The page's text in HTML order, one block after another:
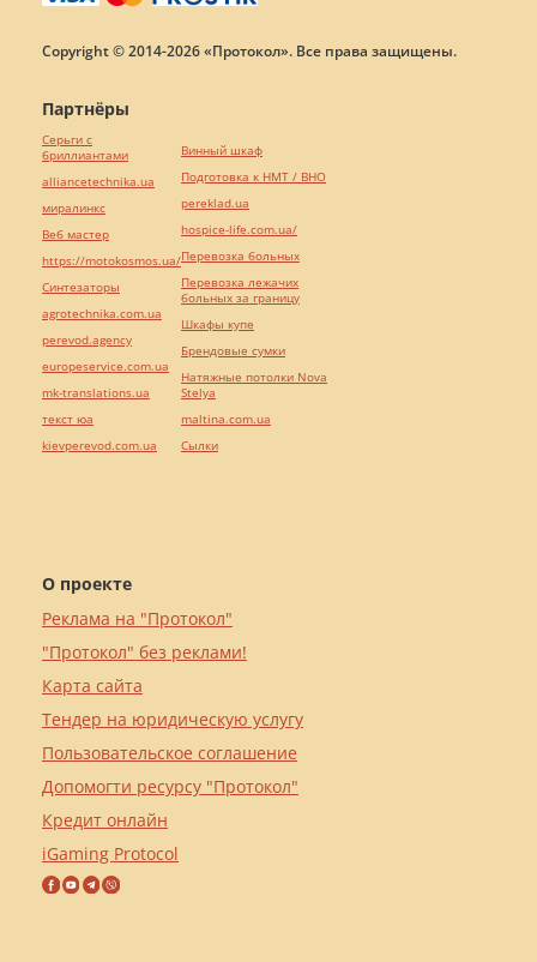
Copyright © 2014-2026 «Протокол». Все права защищены.
О проекте
Реклама на "Протокол"
"Протокол" без реклами!
Карта сайта
Тендер на юридическую услугу
Пользовательское соглашение
Допомогти ресурсу "Протокол"
Кредит онлайн
iGaming Protocol
Партнёры
Серьги с
бриллиантами
alliancetechnika.ua
миралинкс
Веб мастер
https://motokosmos.ua/
Синтезаторы
agrotechnika.com.ua
perevod.agency
europeservice.com.ua
mk-translations.ua
текст юа
kievperevod.com.ua
Винный шкаф
Подготовка к НМТ / ВНО
pereklad.ua
hospice-life.com.ua/
Перевозка больных
Перевозка лежачих
больных за границу
Шкафы купе
Брендовые сумки
Натяжные потолки Nova
Stelya
maltina.com.ua
Cылки